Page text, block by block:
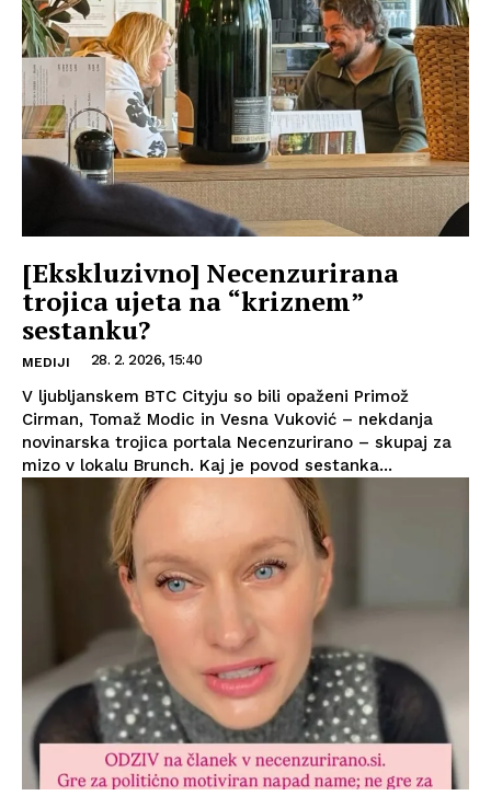
[Ekskluzivno] Necenzurirana
trojica ujeta na “kriznem”
sestanku?
MEDIJI 28. 2. 2026, 15:40
V ljubljanskem BTC Cityju so bili opaženi Primož
Cirman, Tomaž Modic in Vesna Vuković – nekdanja
novinarska trojica portala Necenzurirano – skupaj za
mizo v lokalu Brunch. Kaj je povod sestanka...